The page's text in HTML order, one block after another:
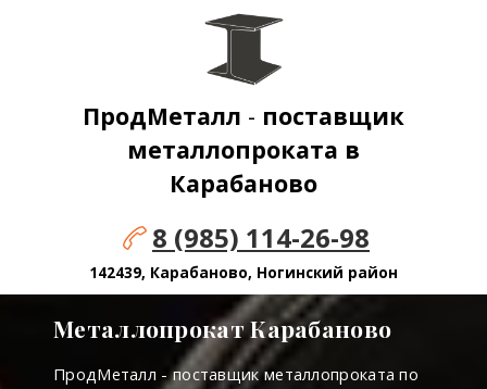
ПродМеталл - поставщик
металлопроката в
Карабаново
8 (985) 114-26-98
142439, Карабаново, Ногинский район
Металлопрокат Карабаново
ПродМеталл - поставщик металлопроката по